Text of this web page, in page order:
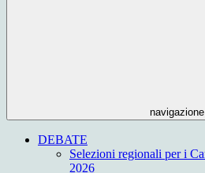
navigazione
DEBATE
Selezioni regionali per i
2026